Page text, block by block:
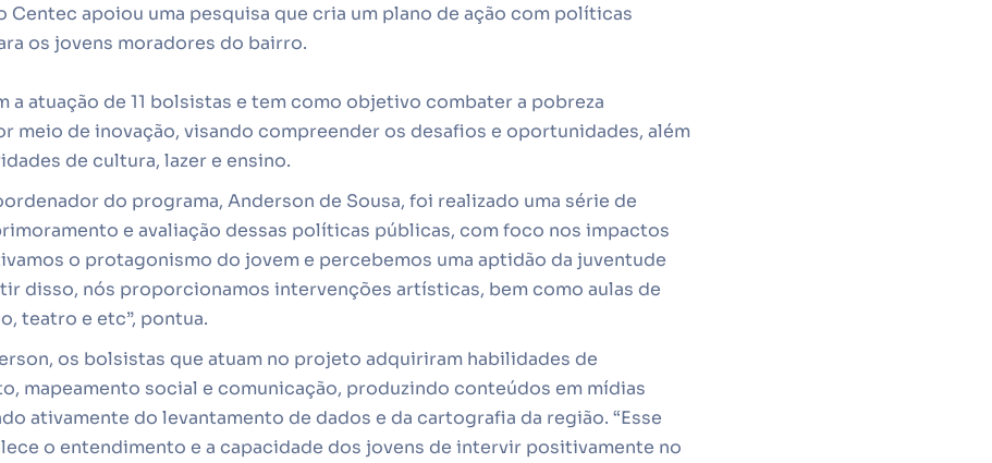
Centec apoiou uma pesquisa que cria um plano de ação com políticas
os jovens moradores do bairro.
a atuação de 11 bolsistas e tem como objetivo combater a pobreza
meio de inovação, visando compreender os desafios e oportunidades, além
de cultura, lazer e ensino.
do programa, Anderson de Sousa, foi realizado uma série de
e avaliação dessas políticas públicas, com foco nos impactos
o protagonismo do jovem e percebemos uma aptidão da juventude
disso, nós proporcionamos intervenções artísticas, bem como aulas de
teatro e etc”, pontua.
os bolsistas que atuam no projeto adquiriram habilidades de
mapeamento social e comunicação, produzindo conteúdos em mídias
ativamente do levantamento de dados e da cartografia da região. “Esse
o entendimento e a capacidade dos jovens de intervir positivamente no